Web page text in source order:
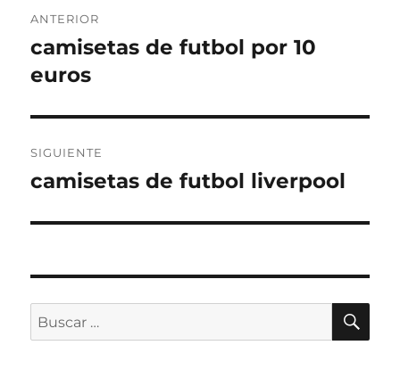
de
entradas
ANTERIOR
Entrada
anterior:
camisetas de futbol por 10
euros
SIGUIENTE
Entrada
camisetas de futbol liverpool
Buscar
por: